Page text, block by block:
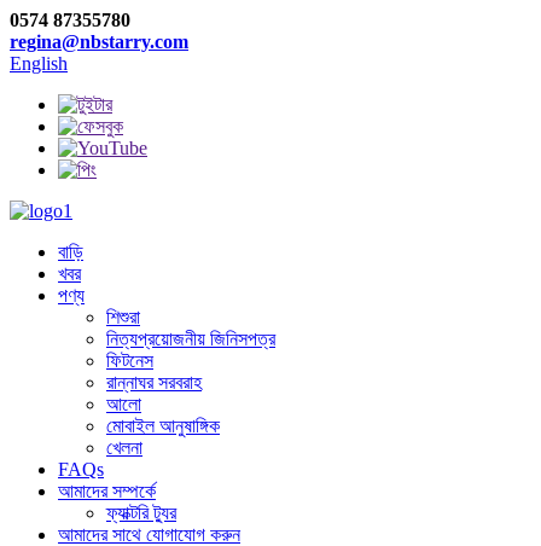
0574 87355780
regina@nbstarry.com
English
বাড়ি
খবর
পণ্য
শিশুরা
নিত্যপ্রয়োজনীয় জিনিসপত্র
ফিটনেস
রান্নাঘর সরবরাহ
আলো
মোবাইল আনুষাঙ্গিক
খেলনা
FAQs
আমাদের সম্পর্কে
ফ্যাক্টরি ট্যুর
আমাদের সাথে যোগাযোগ করুন